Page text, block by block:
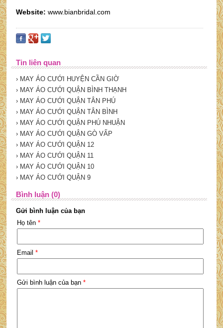
Website: www.bianbridal.com
Tin liên quan
› MAY ÁO CƯỚI HUYỆN CẦN GIỜ
› MAY ÁO CƯỚI QUẬN BÌNH THẠNH
› MAY ÁO CƯỚI QUẬN TÂN PHÚ
› MAY ÁO CƯỚI QUẬN TÂN BÌNH
› MAY ÁO CƯỚI QUẬN PHÚ NHUẬN
› MAY ÁO CƯỚI QUẬN GÒ VẤP
› MAY ÁO CƯỚI QUẬN 12
› MAY ÁO CƯỚI QUẬN 11
› MAY ÁO CƯỚI QUẬN 10
› MAY ÁO CƯỚI QUẬN 9
Bình luận (0)
Gửi bình luận của bạn
Họ tên *
Email *
Gửi bình luận của bạn *